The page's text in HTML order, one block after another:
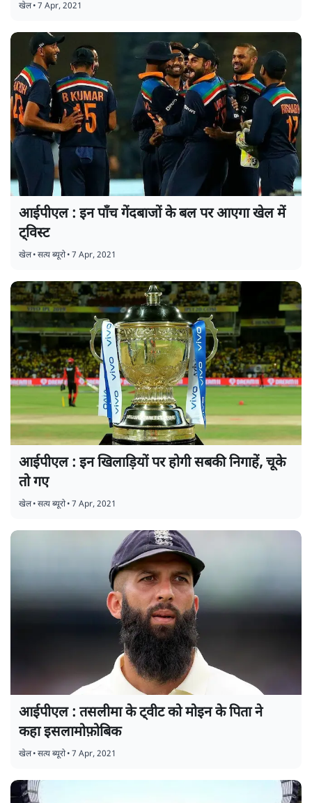
खेल•7 Apr, 2021
आईपीएल : इन पाँच गेंदबाजों के बल पर आएगा खेल में
ट्विस्ट
खेल•सत्य ब्यूरो•7 Apr, 2021
आईपीएल : इन खिलाड़ियों पर होगी सबकी निगाहें, चूके
तो गए
खेल•सत्य ब्यूरो•7 Apr, 2021
आईपीएल : तसलीमा के ट्वीट को मोइन के पिता ने
कहा इसलामोफ़ोबिक
खेल•सत्य ब्यूरो•7 Apr, 2021